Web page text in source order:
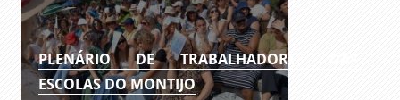
PLENÁRIO DE TRABALHADORES DAS
ESCOLAS DO MONTIJO